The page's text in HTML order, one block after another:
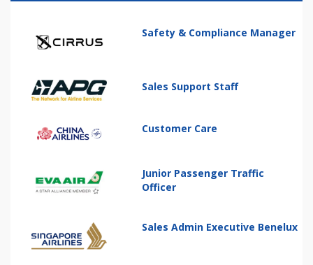
Safety & Compliance Manager
Sales Support Staff
Customer Care
Junior Passenger Traffic
Officer
Sales Admin Executive Benelux